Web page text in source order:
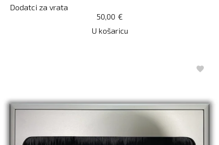
Dodatci za vrata
€
50,00
U košaricu